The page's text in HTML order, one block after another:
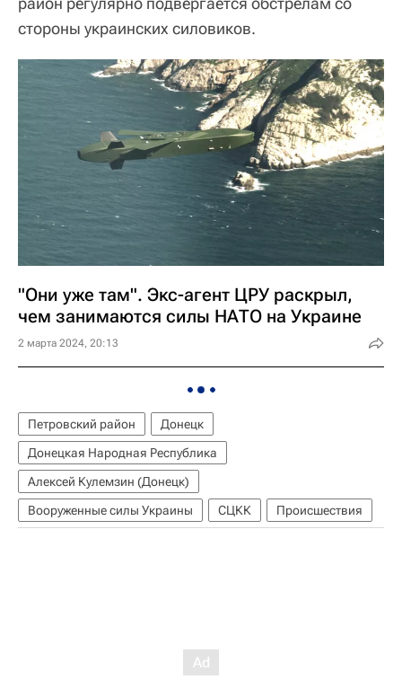
стороны украинских силовиков.
"Они уже там". Экс-агент ЦРУ раскрыл,
чем занимаются силы НАТО на Украине
2 марта 2024, 20:13
Петровский район
Донецк
Донецкая Народная Республика
Алексей Кулемзин (Донецк)
Вооруженные силы Украины
СЦКК Происшествия